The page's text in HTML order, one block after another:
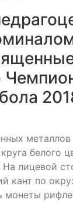
белого
лицевой
кант по
монеты